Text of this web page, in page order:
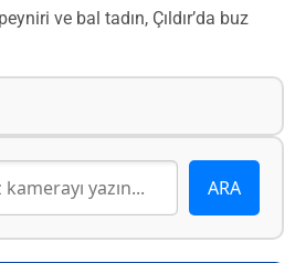
ve bal tadın, Çıldır’da buz